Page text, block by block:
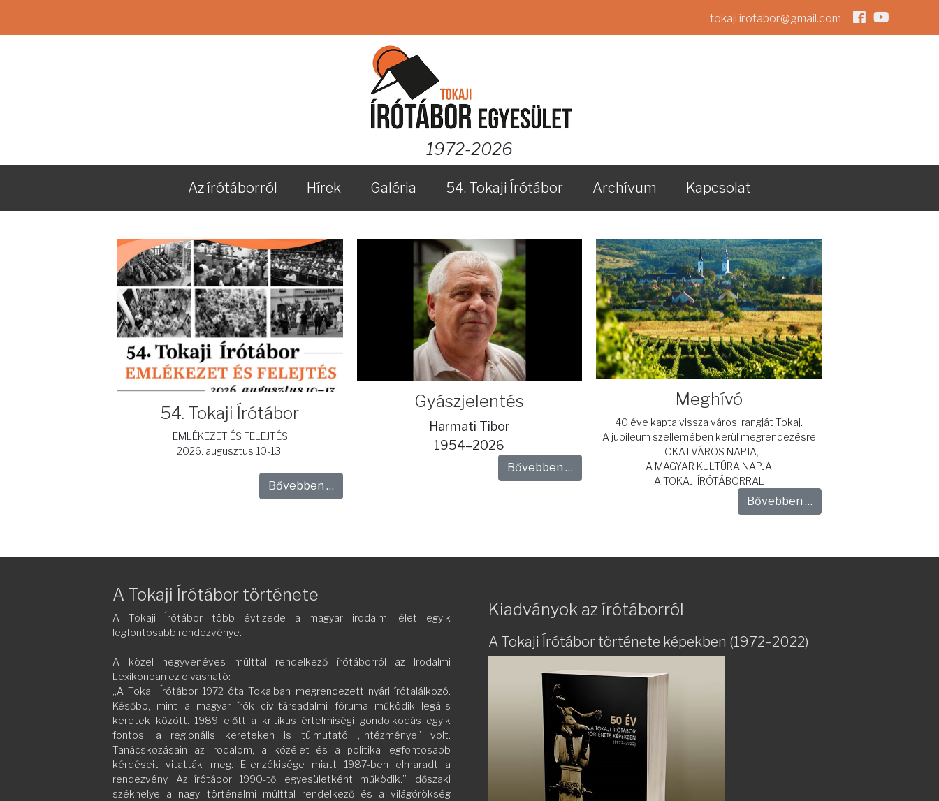
tokaji.irotabor@gmail.com
1972-2026
Az írótáborról Hírek Galéria 54. Tokaji Írótábor Archívum Kapcsolat
54. Tokaji Írótábor
EMLÉKEZET ÉS FELEJTÉS
2026. augusztus 10-13.
Bővebben …
Gyászjelentés
Harmati Tibor
1954–2026
Bővebben …
Meghívó
40 éve kapta vissza városi rangját Tokaj.
A jubileum szellemében kerül megrendezésre
TOKAJ VÁROS NAPJA,
A MAGYAR KULTÚRA NAPJA
A TOKAJI ÍRÓTÁBORRAL
Bővebben …
A Tokaji Írótábor története
A Tokaji Írótábor több évtizede a magyar irodalmi élet egyik
legfontosabb rendezvénye.
A közel negyvenéves múlttal rendelkező írótáborról az Irodalmi
Lexikonban ez olvasható:
„A Tokaji Írótábor 1972 óta Tokajban megrendezett nyári írótalálkozó.
Később, mint a magyar írók civiltársadalmi fóruma működik legális
keretek között. 1989 előtt a kritikus értelmiségi gondolkodás egyik
fontos, a regionális kereteken is túlmutató „intézménye” volt.
Tanácskozásain az irodalom, a közélet és a politika legfontosabb
kérdéseit vitatták meg. Ellenzékisége miatt 1987-ben elmaradt a
rendezvény. Az írótábor 1990-től egyesületként működik.” Időszaki
székhelye a nagy történelmi múlttal rendelkező és a világörökség
Kiadványok az írótáborról
A Tokaji Írótábor története képekben (1972–2022)